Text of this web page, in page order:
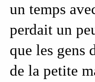
un temps
perdait un
que les gens
de la petite